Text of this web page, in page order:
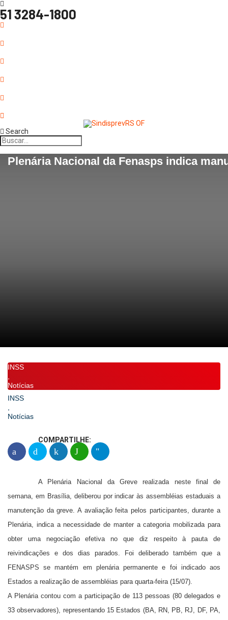
51 3284-1800
Search
Plenária Nacional da Fenasps indica
INSS
,
Notícias
INSS
,
Notícias
COMPARTILHE:
A Plenária Nacional da Greve realizada neste final de
semana, em Brasília, deliberou por indicar às assembléias estaduais a
manutenção da greve. A avaliação feita pelos participantes, durante a
Plenária, indica a necessidade de manter a categoria mobilizada para
obter uma negociação efetiva no que diz respeito à pauta de
reivindicações e dos dias parados. Foi deliberado também que a
FENASPS se mantém em plenária permanente e foi indicado aos
Estados a realização de assembléias para quarta-feira (15/07).
A Plenária contou com a participação de 113 pessoas (80 delegados e
33 observadores), representando 15 Estados (BA, RN, PB, RJ, DF, PA,